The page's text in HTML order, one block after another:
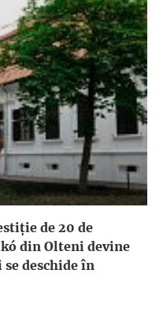
de 20 de
din Olteni devine
se deschide în